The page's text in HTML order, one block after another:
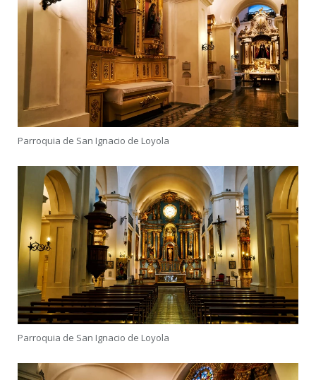
Parroquia de San Ignacio de Loyola
Parroquia de San Ignacio de Loyola